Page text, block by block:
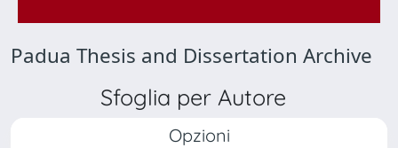
Padua Thesis and Dissertation Archive
Sfoglia per Autore
Opzioni